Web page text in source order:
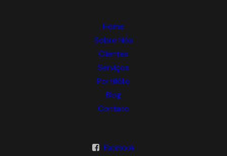
Home
Sobre Nós
Clientes
Serviços
Portifólio
Blog
Contato
Facebook